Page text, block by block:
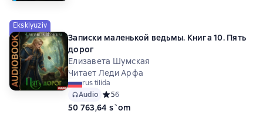
Eksklyuziv
Записки маленькой ведьмы. Книга 10. Пять
дорог
Елизавета Шумская
Читает Леди Арфа
rus tilida
Audio Средний рейтинг 5 на основе 6 оценок
56
50 763,64 s`om